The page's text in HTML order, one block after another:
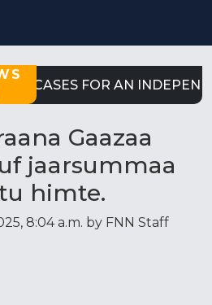
CASES FOR AN
Gaazaa
jaarsummaa
himte.
8:04 a.m. by FNN Staff